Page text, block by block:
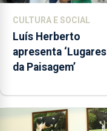
CULTURA E SOCIAL
Luís Herberto
apresenta ‘Lugares
da Paisagem’